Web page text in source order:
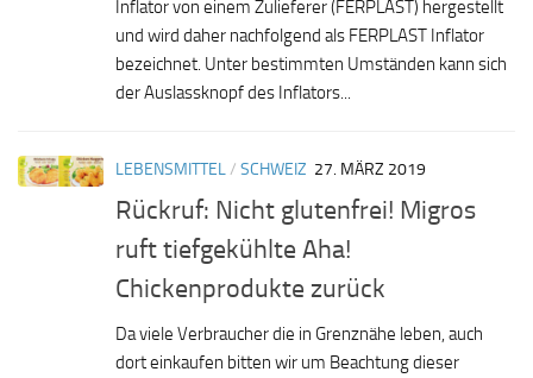
Inflator von einem Zulieferer (FERPLAST) hergestellt
und wird daher nachfolgend als FERPLAST Inflator
bezeichnet. Unter bestimmten Umständen kann sich
der Auslassknopf des Inflators...
LEBENSMITTEL/ SCHWEIZ 27. MÄRZ 2019
Rückruf: Nicht glutenfrei! Migros
ruft tiefgekühlte Aha!
Chickenprodukte zurück
Da viele Verbraucher die in Grenznähe leben, auch
dort einkaufen bitten wir um Beachtung dieser